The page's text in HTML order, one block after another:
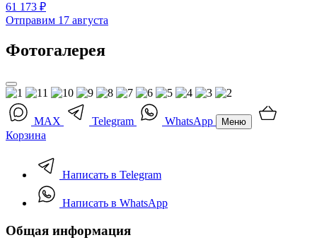
61 173 ₽
Отправим 17 августа
Фотогалерея
MAX Telegram WhatsApp Меню
Корзина
Написать в Telegram
Написать в WhatsApp
Общая информация